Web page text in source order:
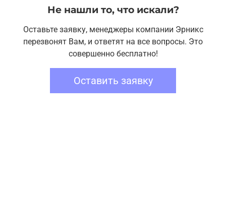
Не нашли то, что искали?
Оставьте заявку, менеджеры компании Эрникс
перезвонят Вам, и ответят на все вопросы. Это
совершенно бесплатно!
Оставить заявку